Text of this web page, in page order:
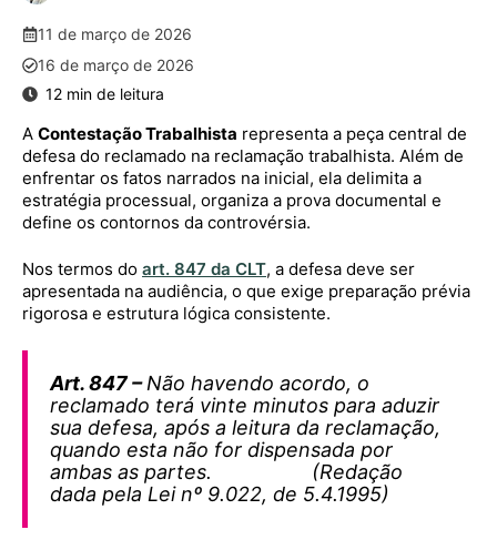
11 de março de 2026
16 de março de 2026
A Contestação Trabalhista representa a peça central de
defesa do reclamado na reclamação trabalhista. Além de
enfrentar os fatos narrados na inicial, ela delimita a
estratégia processual, organiza a prova documental e
define os contornos da controvérsia.
Nos termos do art. 847 da CLT, a defesa deve ser
apresentada na audiência, o que exige preparação prévia
rigorosa e estrutura lógica consistente.
Art. 847 –Não havendo acordo, o
reclamado terá vinte minutos para aduzir
sua defesa, após a leitura da reclamação,
quando esta não for dispensada por
ambas as partes. (Redação
dada pela Lei nº 9.022, de 5.4.1995)